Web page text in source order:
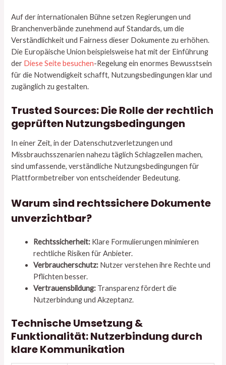
Auf der internationalen Bühne setzen Regierungen und
Branchenverbände zunehmend auf Standards, um die
Verständlichkeit und Fairness dieser Dokumente zu erhöhen.
Die Europäische Union beispielsweise hat mit der Einführung
der Diese Seite besuchen-Regelung ein enormes Bewusstsein
für die Notwendigkeit schafft, Nutzungsbedingungen klar und
zugänglich zu gestalten.
Trusted Sources: Die Rolle der rechtlich
geprüften Nutzungsbedingungen
In einer Zeit, in der Datenschutzverletzungen und
Missbrauchsszenarien nahezu täglich Schlagzeilen machen,
sind umfassende, verständliche Nutzungsbedingungen für
Plattformbetreiber von entscheidender Bedeutung.
Warum sind rechtssichere Dokumente
unverzichtbar?
Rechtssicherheit: Klare Formulierungen minimieren
rechtliche Risiken für Anbieter.
Verbraucherschutz: Nutzer verstehen ihre Rechte und
Pflichten besser.
Vertrauensbildung: Transparenz fördert die
Nutzerbindung und Akzeptanz.
Technische Umsetzung &
Funktionalität: Nutzerbindung durch
klare Kommunikation